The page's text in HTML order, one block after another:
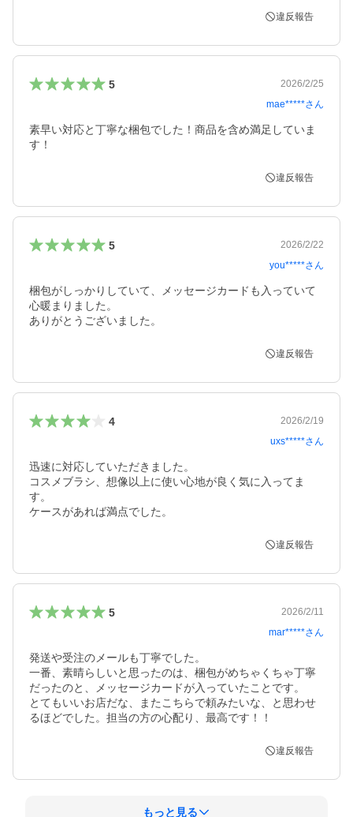
違反報告
5
2026/2/25
mae*****さん
素早い対応と丁寧な梱包でした！商品を含め満足していま
す！
違反報告
5
2026/2/22
you*****さん
梱包がしっかりしていて、メッセージカードも入っていて
心暖まりました。
ありがとうございました。
違反報告
4
2026/2/19
uxs*****さん
迅速に対応していただきました。
コスメブラシ、想像以上に使い心地が良く気に入ってま
す。
ケースがあれば満点でした。
違反報告
5
2026/2/11
mar*****さん
発送や受注のメールも丁寧でした。
一番、素晴らしいと思ったのは、梱包がめちゃくちゃ丁寧
だったのと、メッセージカードが入っていたことです。
とてもいいお店だな、またこちらで頼みたいな、と思わせ
るほどでした。担当の方の心配り、最高です！！
違反報告
もっと見る